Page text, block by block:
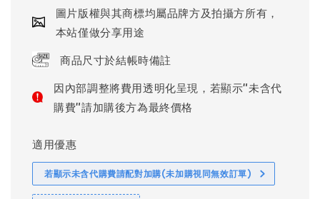
圖片版權與其商標均屬品牌方及拍攝方所有，
本站僅做分享用途
商品尺寸於結帳時備註
因內部調整將費用透明化呈現，若顯示"未含代
購費"請加購後方為最終價格
適用優惠
若顯示未含代購費請配對加購(未加購視同無效訂單)